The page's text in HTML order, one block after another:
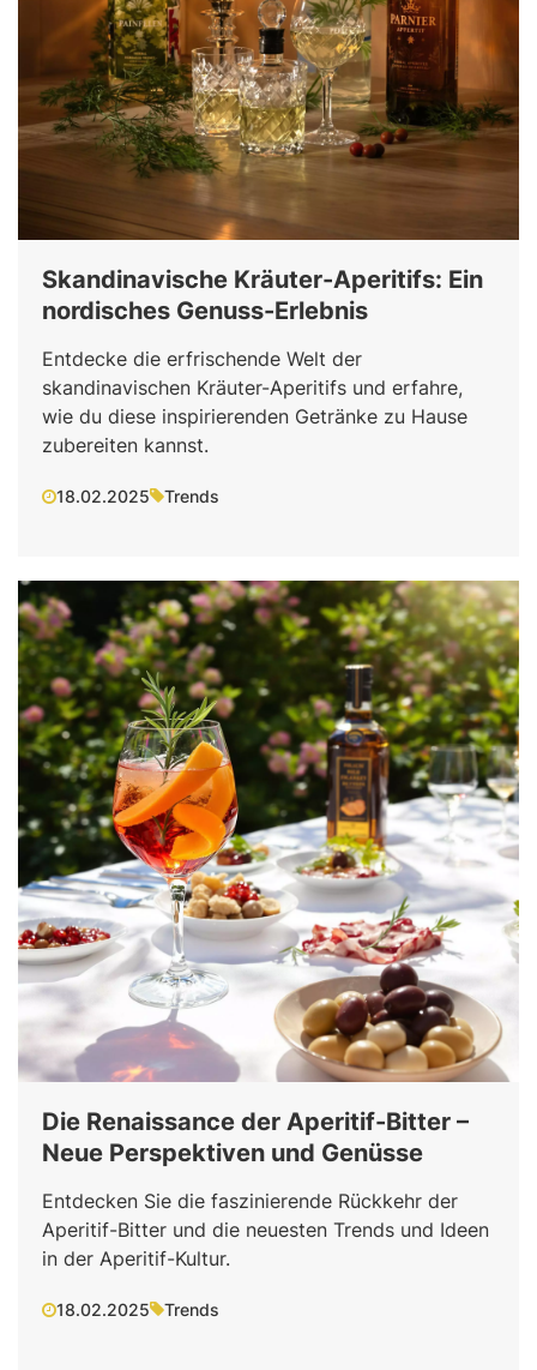
Skandinavische Kräuter-Aperitifs: Ein
nordisches Genuss-Erlebnis
Entdecke die erfrischende Welt der
skandinavischen Kräuter-Aperitifs und erfahre,
wie du diese inspirierenden Getränke zu Hause
zubereiten kannst.
18.02.2025 Trends
Die Renaissance der Aperitif-Bitter –
Neue Perspektiven und Genüsse
Entdecken Sie die faszinierende Rückkehr der
Aperitif-Bitter und die neuesten Trends und Ideen
in der Aperitif-Kultur.
18.02.2025 Trends